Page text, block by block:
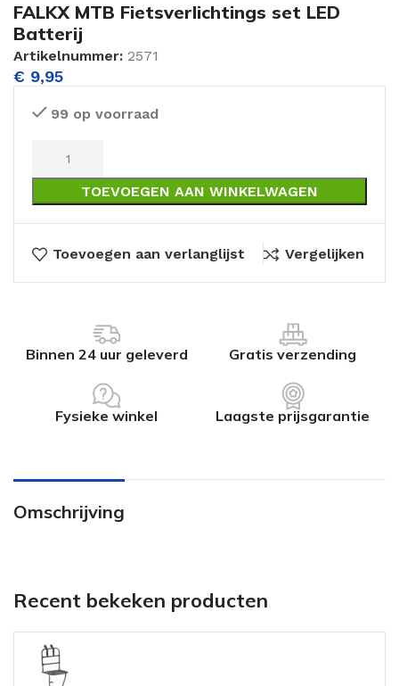
FALKX MTB Fietsverlichtings set LED
Batterij
Artikelnummer: 2571
€ 9,95
99 op voorraad
TOEVOEGEN AAN WINKELWAGEN
Toevoegen aan verlanglijst Vergelijken
Binnen 24 uur geleverd Gratis verzending
Fysieke winkel Laagste prijsgarantie
Omschrijving
Recent bekeken producten